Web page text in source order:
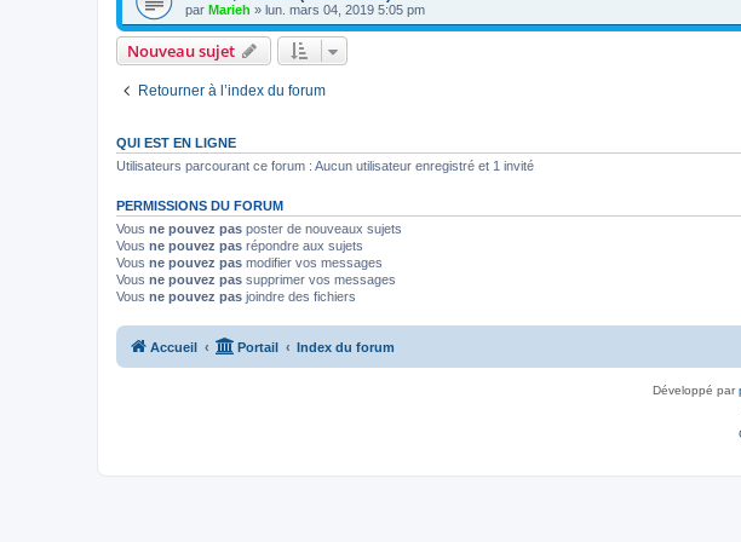
par Marieh » lun. mars 04, 2019 5:05 pm
Nouveau sujet
Retourner à l’index du forum
QUI EST EN LIGNE
Utilisateurs parcourant ce forum : Aucun utilisateur enregistré et 1 invité
PERMISSIONS DU FORUM
Vous ne pouvez pas poster de nouveaux sujets
Vous ne pouvez pas répondre aux sujets
Vous ne pouvez pas modifier vos messages
Vous ne pouvez pas supprimer vos messages
Vous ne pouvez pas joindre des fichiers
Accueil Portail Index du forum
Développé par